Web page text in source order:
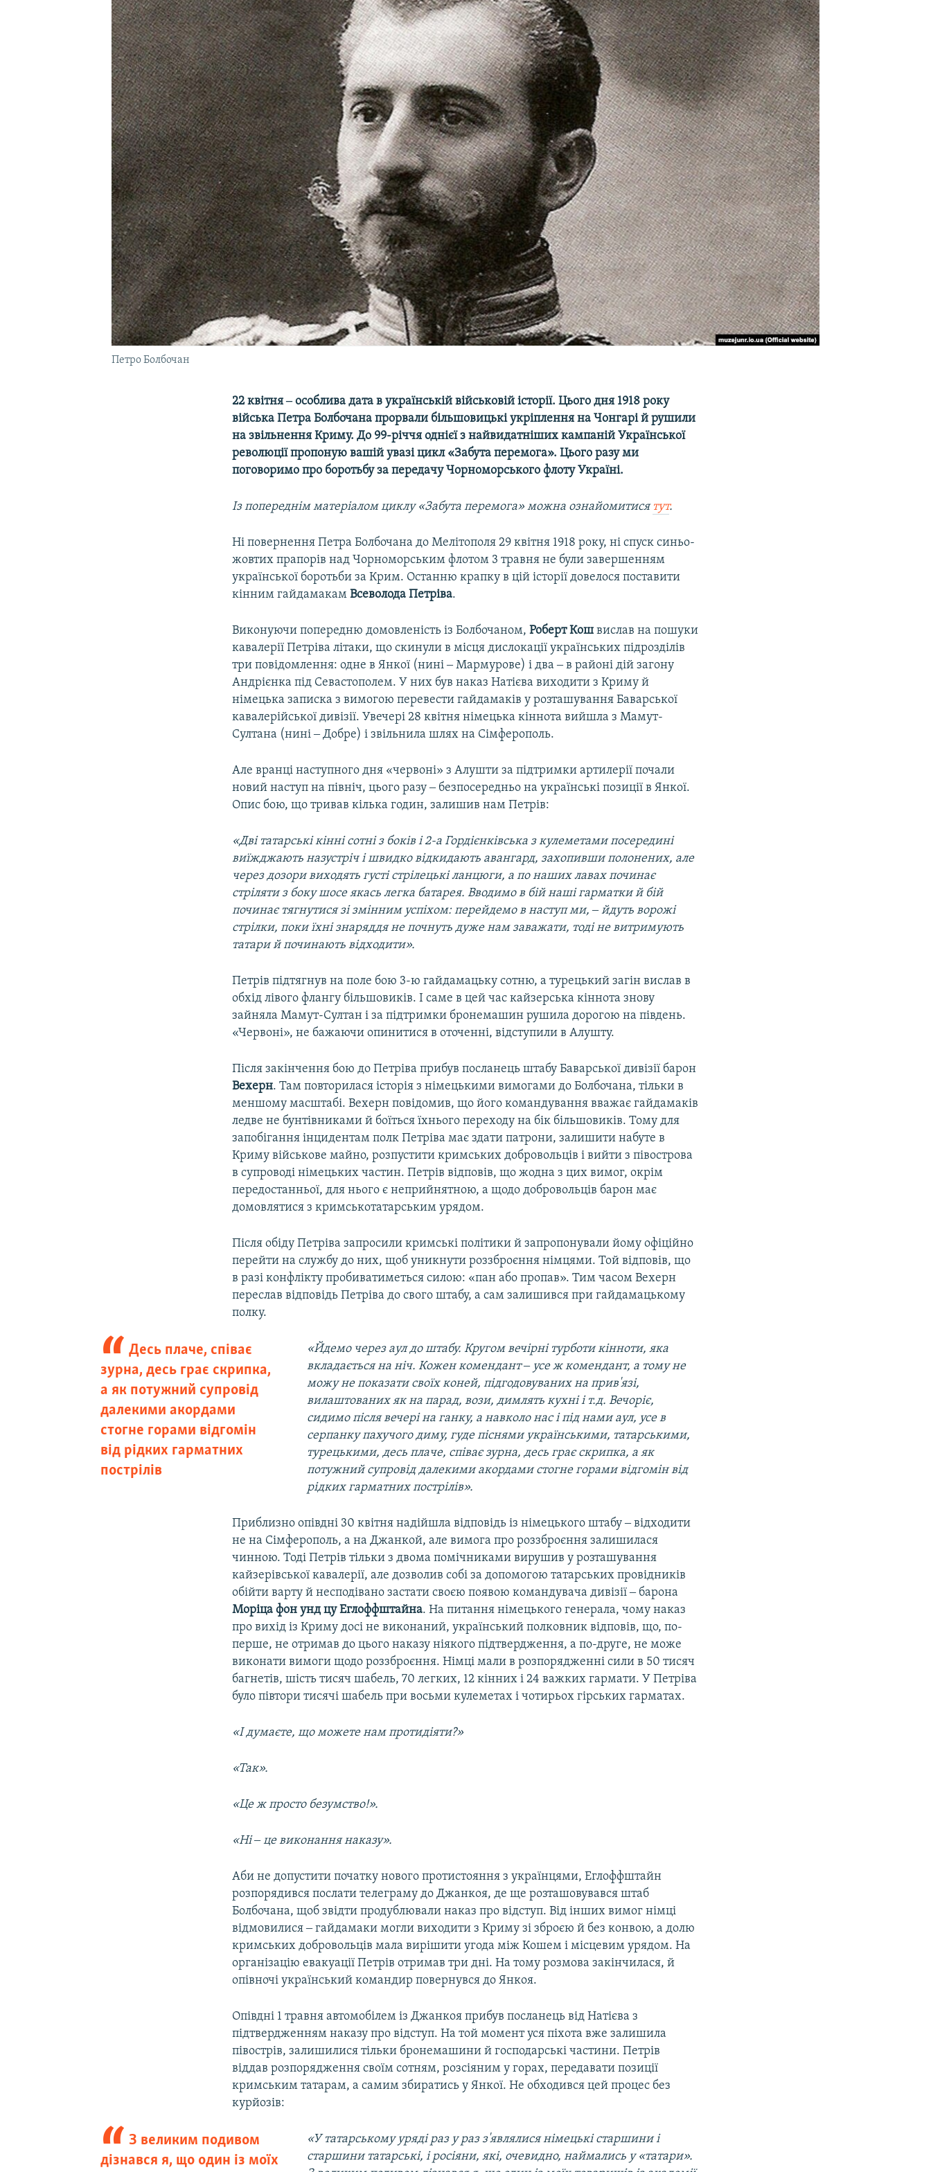
УКРАЇНСЬКА ПРОБЛЕМА КРИМУ
Петро Болбочан
22 квітня ‒ особлива дата в українській військовій історії. Цього дня 1918 року
війська Петра Болбочана прорвали більшовицькі укріплення на Чонгарі й рушили
на звільнення Криму. До 99-річчя однієї з найвидатніших кампаній Української
революції пропоную вашій увазі цикл «Забута перемога». Цього разу ми
поговоримо про боротьбу за передачу Чорноморського флоту Україні.
Із попереднім матеріалом циклу «Забута перемога» можна ознайомитися тут.
Ні повернення Петра Болбочана до Мелітополя 29 квітня 1918 року, ні спуск синьо-
жовтих прапорів над Чорноморським флотом 3 травня не були завершенням
української боротьби за Крим. Останню крапку в цій історії довелося поставити
кінним гайдамакамВсеволода Петріва.
Виконуючи попередню домовленість із Болбочаном,Роберт Кош вислав на пошуки
кавалерії Петріва літаки, що скинули в місця дислокації українських підрозділів
три повідомлення: одне в Янкої (нині ‒ Мармурове) і два ‒ в районі дій загону
Андрієнка під Севастополем. У них був наказ Натієва виходити з Криму й
німецька записка з вимогою перевести гайдамаків у розташування Баварської
кавалерійської дивізії. Увечері 28 квітня німецька кіннота вийшла з Мамут-
Султана (нині ‒ Добре) і звільнила шлях на Сімферополь.
Але вранці наступного дня «червоні» з Алушти за підтримки артилерії почали
новий наступ на північ, цього разу ‒ безпосередньо на українські позиції в Янкої.
Опис бою, що тривав кілька годин, залишив нам Петрів:
«Дві татарські кінні сотні з боків і 2-а Гордієнківська з кулеметами посередині
виїжджають назустріч і швидко відкидають авангард, захопивши полонених, але
через дозори виходять густі стрілецькі ланцюги, а по наших лавах починає
стріляти з боку шосе якась легка батарея. Вводимо в бій наші гарматки й бій
починає тягнутися зі змінним успіхом: перейдемо в наступ ми, ‒ йдуть ворожі
стрілки, поки їхні знаряддя не почнуть дуже нам заважати, тоді не витримують
татари й починають відходити».
Петрів підтягнув на поле бою 3-ю гайдамацьку сотню, а турецький загін вислав в
обхід лівого флангу більшовиків. І саме в цей час кайзерська кіннота знову
зайняла Мамут-Султан і за підтримки бронемашин рушила дорогою на південь.
«Червоні», не бажаючи опинитися в оточенні, відступили в Алушту.
Після закінчення бою до Петріва прибув посланець штабу Баварської дивізії барон
Вехерн. Там повторилася історія з німецькими вимогами до Болбочана, тільки в
меншому масштабі. Вехерн повідомив, що його командування вважає гайдамаків
ледве не бунтівниками й боїться їхнього переходу на бік більшовиків. Тому для
запобігання інцидентам полк Петріва має здати патрони, залишити набуте в
Криму військове майно, розпустити кримських добровольців і вийти з півострова
в супроводі німецьких частин. Петрів відповів, що жодна з цих вимог, окрім
передостанньої, для нього є неприйнятною, а щодо добровольців барон має
домовлятися з кримськотатарським урядом.
Після обіду Петріва запросили кримські політики й запропонували йому офіційно
перейти на службу до них, щоб уникнути роззброєння німцями. Той відповів, що
в разі конфлікту пробиватиметься силою: «пан або пропав». Тим часом Вехерн
переслав відповідь Петріва до свого штабу, а сам залишився при гайдамацькому
полку.
Десь плаче, співає
зурна, десь грає скрипка,
а як потужний супровід
далекими акордами
стогне горами відгомін
від рідких гарматних
пострілів
«Йдемо через аул до штабу. Кругом вечірні турботи кінноти, яка
вкладається на ніч. Кожен комендант ‒ усе ж комендант, а тому не
можу не показати своїх коней, підгодовуваних на прив'язі,
вилаштованих як на парад, вози, димлять кухні і т.д. Вечоріє,
сидимо після вечері на ганку, а навколо нас і під нами аул, усе в
серпанку пахучого диму, гуде піснями українськими, татарськими,
турецькими, десь плаче, співає зурна, десь грає скрипка, а як
потужний супровід далекими акордами стогне горами відгомін від
рідких гарматних пострілів».
Приблизно опівдні 30 квітня надійшла відповідь із німецького штабу ‒ відходити
не на Сімферополь, а на Джанкой, але вимога про роззброєння залишилася
чинною. Тоді Петрів тільки з двома помічниками вирушив у розташування
кайзерівської кавалерії, але дозволив собі за допомогою татарських провідників
обійти варту й несподівано застати своєю появою командувача дивізії ‒ барона
Моріца фон унд цу Еглоффштайна. На питання німецького генерала, чому наказ
про вихід із Криму досі не виконаний, український полковник відповів, що, по-
перше, не отримав до цього наказу ніякого підтвердження, а по-друге, не може
виконати вимоги щодо роззброєння. Німці мали в розпорядженні сили в 50 тисяч
багнетів, шість тисяч шабель, 70 легких, 12 кінних і 24 важких гармати. У Петріва
було півтори тисячі шабель при восьми кулеметах і чотирьох гірських гарматах.
«І думаєте, що можете нам протидіяти?»
«Так».
«Це ж просто безумство!».
«Ні ‒ це виконання наказу».
Аби не допустити початку нового протистояння з українцями, Еглоффштайн
розпорядився послати телеграму до Джанкоя, де ще розташовувався штаб
Болбочана, щоб звідти продублювали наказ про відступ. Від інших вимог німці
відмовилися ‒ гайдамаки могли виходити з Криму зі зброєю й без конвою, а долю
кримських добровольців мала вирішити угода між Кошем і місцевим урядом. На
організацію евакуації Петрів отримав три дні. На тому розмова закінчилася, й
опівночі український командир повернувся до Янкоя.
Опівдні 1 травня автомобілем із Джанкоя прибув посланець від Натієва з
підтвердженням наказу про відступ. На той момент уся піхота вже залишила
півострів, залишилися тільки бронемашини й господарські частини. Петрів
віддав розпорядження своїм сотням, розсіяним у горах, передавати позиції
кримським татарам, а самим збиратись у Янкої. Не обходився цей процес без
курйозів:
З великим подивом
дізнався я, що один із моїх
«У татарському уряді раз у раз з'являлися німецькі старшини і
старшини татарські, і росіяни, які, очевидно, наймались у «татари».